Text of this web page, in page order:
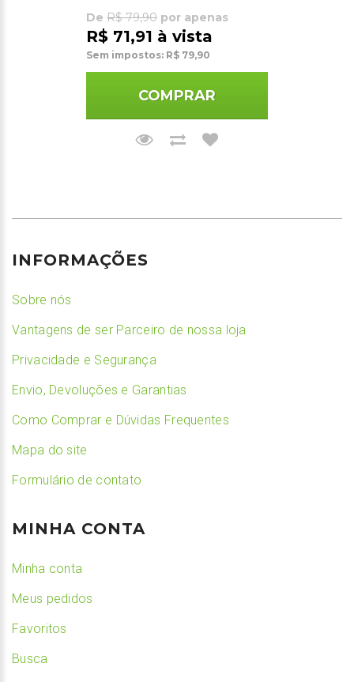
De R$ 79,90 por apenas
R$ 71,91 à vista
Sem impostos: R$ 79,90
COMPRAR
INFORMAÇÕES
Sobre nós
Vantagens de ser Parceiro de nossa loja
Privacidade e Segurança
Envio, Devoluções e Garantias
Como Comprar e Dúvidas Frequentes
Mapa do site
Formulário de contato
MINHA CONTA
Minha conta
Meus pedidos
Favoritos
Busca